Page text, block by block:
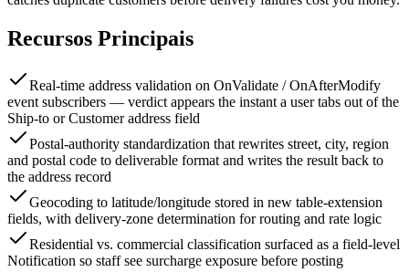
Recursos Principais
Real-time address validation on OnValidate / OnAfterModify
event subscribers — verdict appears the instant a user tabs out of the
Ship-to or Customer address field
Postal-authority standardization that rewrites street, city, region
and postal code to deliverable format and writes the result back to
the address record
Geocoding to latitude/longitude stored in new table-extension
fields, with delivery-zone determination for routing and rate logic
Residential vs. commercial classification surfaced as a field-level
Notification so staff see surcharge exposure before posting